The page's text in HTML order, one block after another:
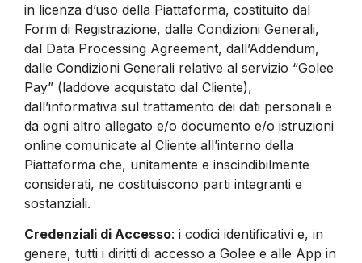
in licenza d’uso della Piattaforma, costituito dal
Form di Registrazione, dalle Condizioni Generali,
dal Data Processing Agreement, dall’Addendum,
dalle Condizioni Generali relative al servizio “Golee
Pay” (laddove acquistato dal Cliente),
dall’informativa sul trattamento dei dati personali e
da ogni altro allegato e/o documento e/o istruzioni
online comunicate al Cliente all’interno della
Piattaforma che, unitamente e inscindibilmente
considerati, ne costituiscono parti integranti e
sostanziali.
Credenziali di Accesso: i codici identificativi e, in
genere, tutti i diritti di accesso a Golee e alle App in